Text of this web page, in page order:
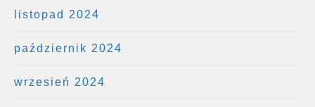
listopad 2024
październik 2024
wrzesień 2024